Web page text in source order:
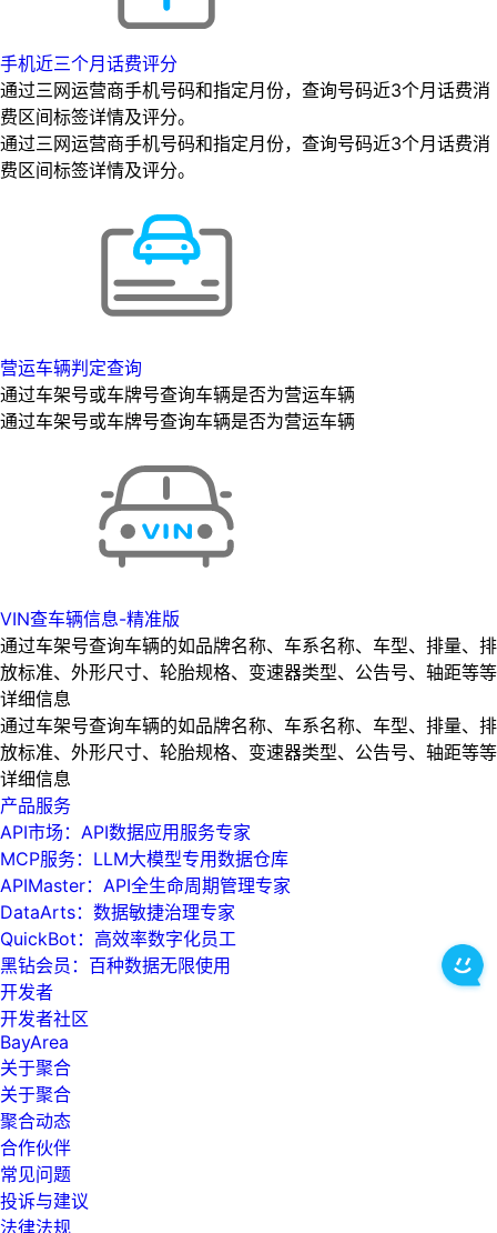
手机近三个月话费评分
通过三网运营商手机号码和指定月份，查询号码近3个月话费消
费区间标签详情及评分。
通过三网运营商手机号码和指定月份，查询号码近3个月话费消
费区间标签详情及评分。
营运车辆判定查询
通过车架号或车牌号查询车辆是否为营运车辆
通过车架号或车牌号查询车辆是否为营运车辆
VIN查车辆信息-精准版
通过车架号查询车辆的如品牌名称、车系名称、车型、排量、排
放标准、外形尺寸、轮胎规格、变速器类型、公告号、轴距等等
详细信息
通过车架号查询车辆的如品牌名称、车系名称、车型、排量、排
放标准、外形尺寸、轮胎规格、变速器类型、公告号、轴距等等
详细信息
产品服务
API市场：API数据应用服务专家
MCP服务：LLM大模型专用数据仓库
APIMaster：API全生命周期管理专家
DataArts：数据敏捷治理专家
QuickBot：高效率数字化员工
黑钻会员：百种数据无限使用
开发者
开发者社区
BayArea
关于聚合
关于聚合
聚合动态
合作伙伴
常见问题
投诉与建议
法律法规